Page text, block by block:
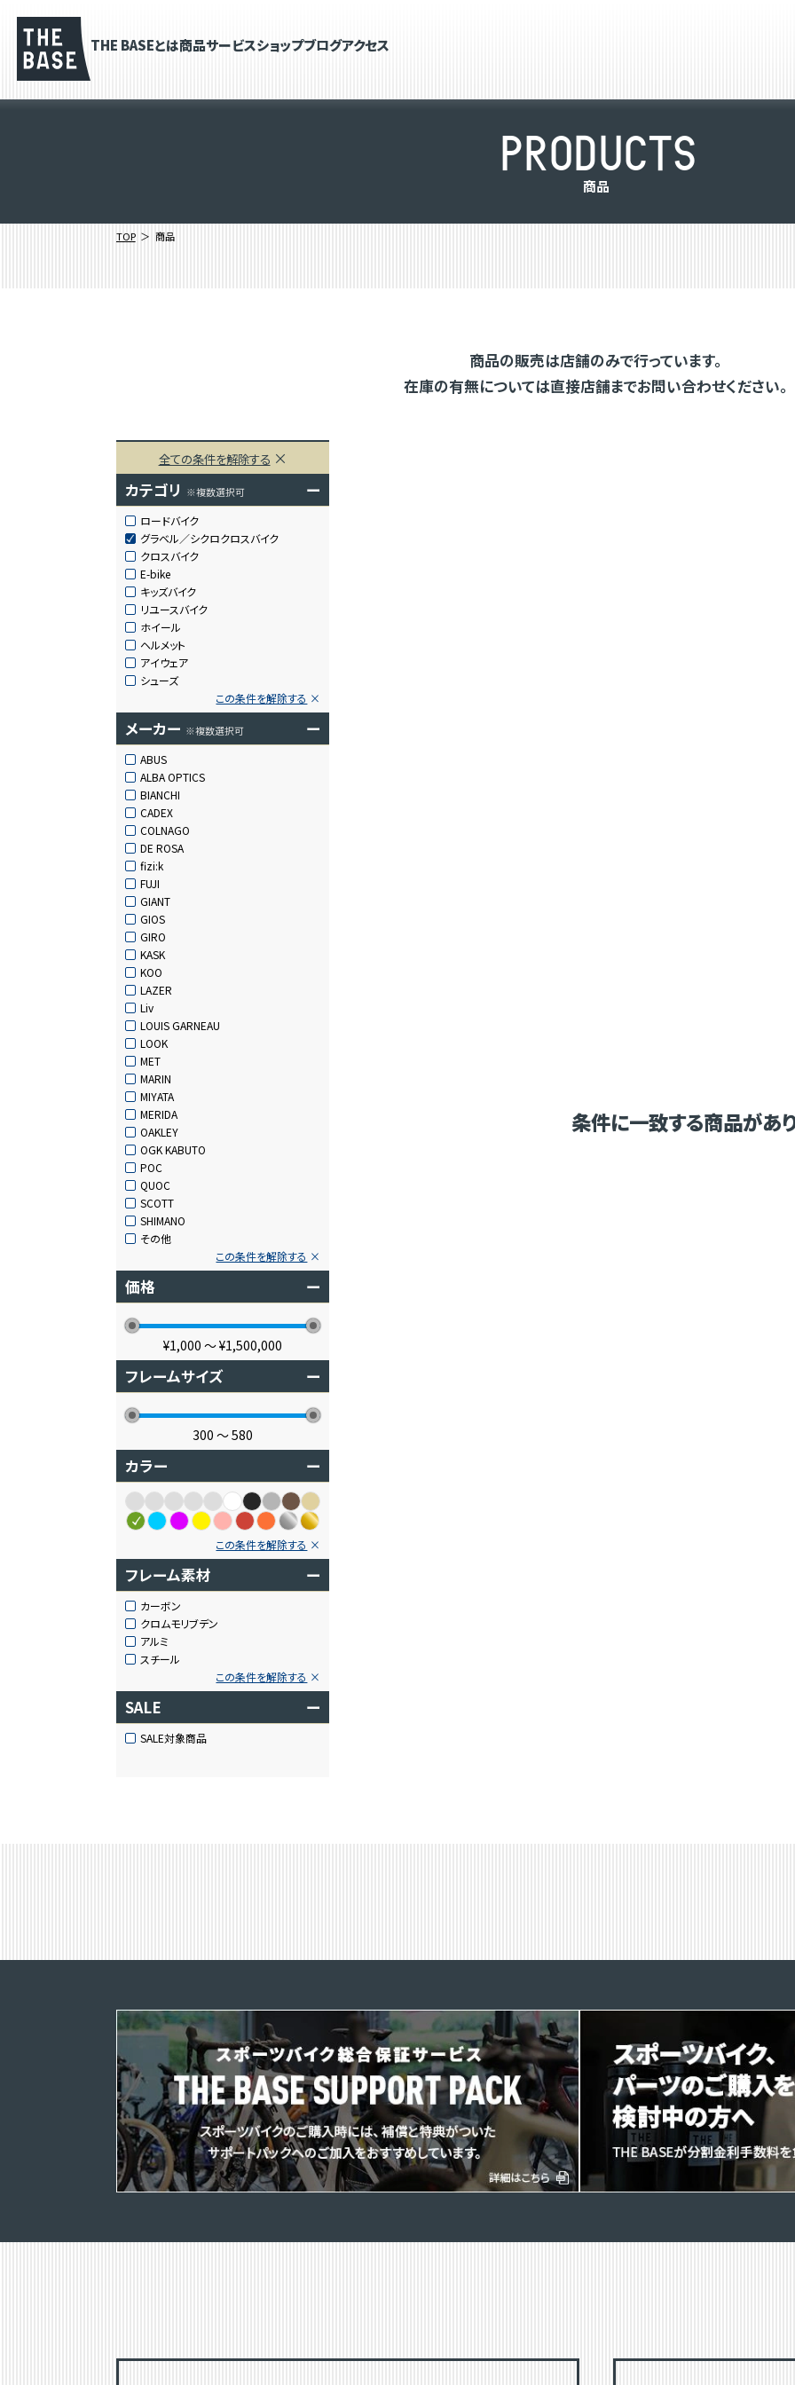
THE BASEとは商品サービスショップブログアクセス
PRODUCTS
商品
TOP 商品
商品の販売は店舗のみで行っています。
在庫の有無については直接店舗までお問い合わせください。
全ての条件を解除する
カテゴリ ※複数選択可 ー
ロードバイク
グラベル／シクロクロスバイク
クロスバイク
E-bike
キッズバイク
リユースバイク
ホイール
ヘルメット
アイウェア
シューズ
この条件を解除する
メーカー ※複数選択可 ー
ABUS
ALBA OPTICS
BIANCHI
CADEX
COLNAGO
DE ROSA
fizi:k
FUJI
GIANT
GIOS
GIRO
KASK
KOO
LAZER
Liv
LOUIS GARNEAU
LOOK
MET
MARIN
MIYATA
MERIDA
OAKLEY
OGK KABUTO
POC
QUOC
SCOTT
SHIMANO
その他
この条件を解除する
価格 ー
¥1,000 〜¥1,500,000
フレームサイズ ー
300 〜580
カラー ー
この条件を解除する
フレーム素材 ー
カーボン
クロムモリブデン
アルミ
スチール
この条件を解除する
SALE ー
SALE対象商品
条件に一致する商品があ